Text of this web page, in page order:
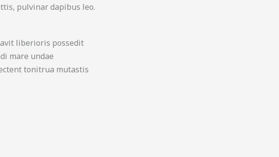
pulvinar dapibus leo.
liberioris possedit
mare undae
tonitrua mutastis